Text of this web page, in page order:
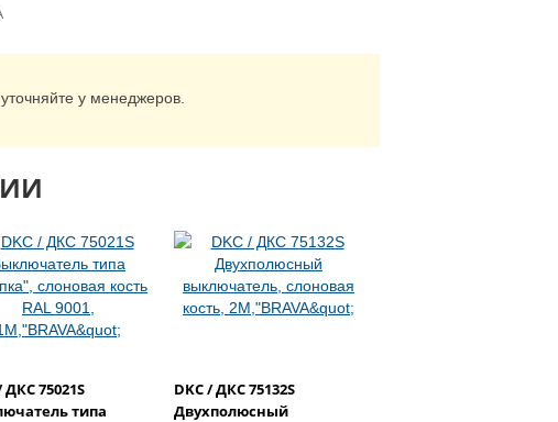
у менеджеров.
ДКС 75021S
типа
DKC / ДКС 75132S
Двухполюсный